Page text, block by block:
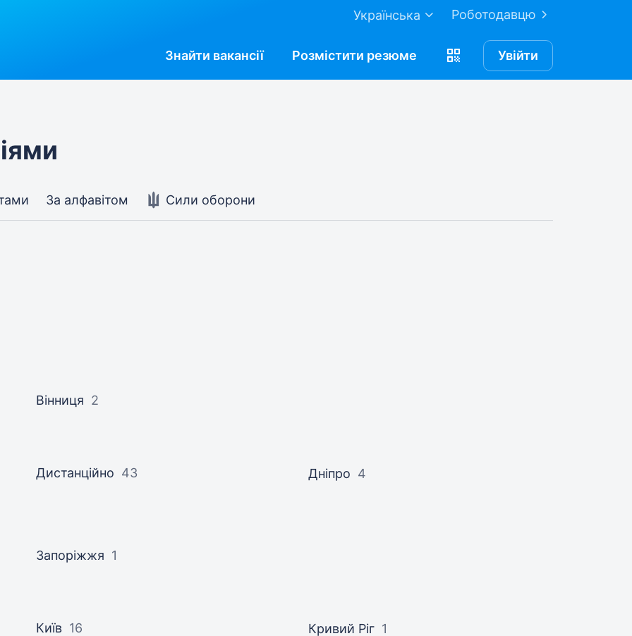
Роботодавцю
Українська
Знайти вакансії Розмістити резюме Увійти
За алфавітом Сили оборони
Вінниця 2
Дистанційно 43 Дніпро 4
Запоріжжя 1
Київ 16 Кривий Ріг 1